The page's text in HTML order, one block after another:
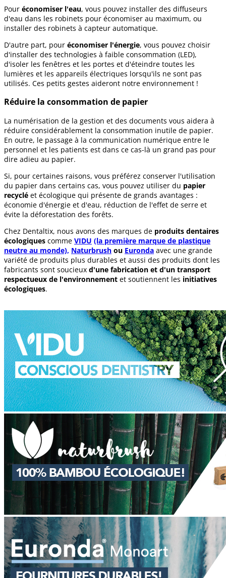
Pour économiser l'eau, vous pouvez installer des diffuseurs
d'eau dans les robinets pour économiser au maximum, ou
installer des robinets à capteur automatique.
D'autre part, pour économiser l'énergie, vous pouvez choisir
d'installer des technologies à faible consommation (LED),
d'isoler les fenêtres et les portes et d'éteindre toutes les
lumières et les appareils électriques lorsqu'ils ne sont pas
utilisés. Ces petits gestes aideront notre environnement !
Réduire la consommation de papier
La numérisation de la gestion et des documents vous aidera à
réduire considérablement la consommation inutile de papier.
En outre, le passage à la communication numérique entre le
personnel et les patients est dans ce cas-là un grand pas pour
dire adieu au papier.
Si, pour certaines raisons, vous préférez conserver l'utilisation
du papier dans certains cas, vous pouvez utiliser du papier
recyclé et écologique qui présente de grands avantages :
économie d'énergie et d'eau, réduction de l'effet de serre et
évite la déforestation des forêts.
Chez Dentaltix, nous avons des marques de produits dentaires
écologiques comme VIDU (la première marque de plastique
neutre au monde), Naturbrush ou Euronda avec une grande
variété de produits plus durables et aussi des produits dont les
fabricants sont soucieux d'une fabrication et d'un transport
respectueux de l'environnement et soutiennent les initiatives
écologiques.